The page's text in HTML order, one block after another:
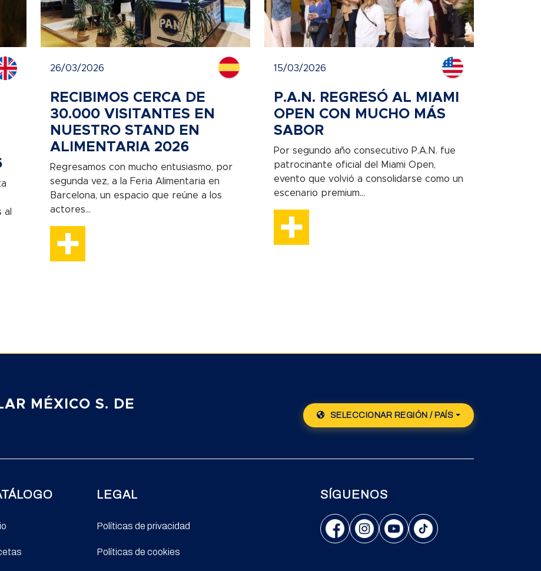
al
26/03/2026
RECIBIMOS CERCA DE
30.000 VISITANTES EN
NUESTRO STAND EN
ALIMENTARIA 2026
Regresamos con mucho entusiasmo, por
segunda vez, a la Feria Alimentaria en
Barcelona, un espacio que reúne a los
actores...
15/03/2026
P.A.N. REGRESÓ AL MIAMI
OPEN CON MUCHO MÁS
SABOR
Por segundo año consecutivo P.A.N. fue
patrocinante oficial del Miami Open,
evento que volvió a consolidarse como un
escenario premium...
MÉXICO S. DE
SELECCIONAR REGIÓN / PAÍS
LEGAL
Políticas de privacidad
Políticas de cookies
SÍGUENOS